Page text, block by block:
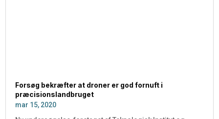
Forsøg bekræfter at droner er god fornuft i
præcisionslandbruget
mar 15, 2020